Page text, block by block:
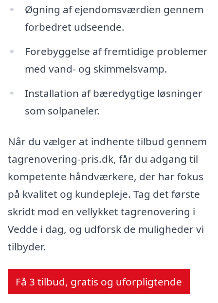
Øgning af ejendomsværdien gennem
forbedret udseende.
Forebyggelse af fremtidige problemer
med vand- og skimmelsvamp.
Installation af bæredygtige løsninger
som solpaneler.
Når du vælger at indhente tilbud gennem
tagrenovering-pris.dk, får du adgang til
kompetente håndværkere, der har fokus
på kvalitet og kundepleje. Tag det første
skridt mod en vellykket tagrenovering i
Vedde i dag, og udforsk de muligheder vi
tilbyder.
Få 3 tilbud, gratis og uforpligtende